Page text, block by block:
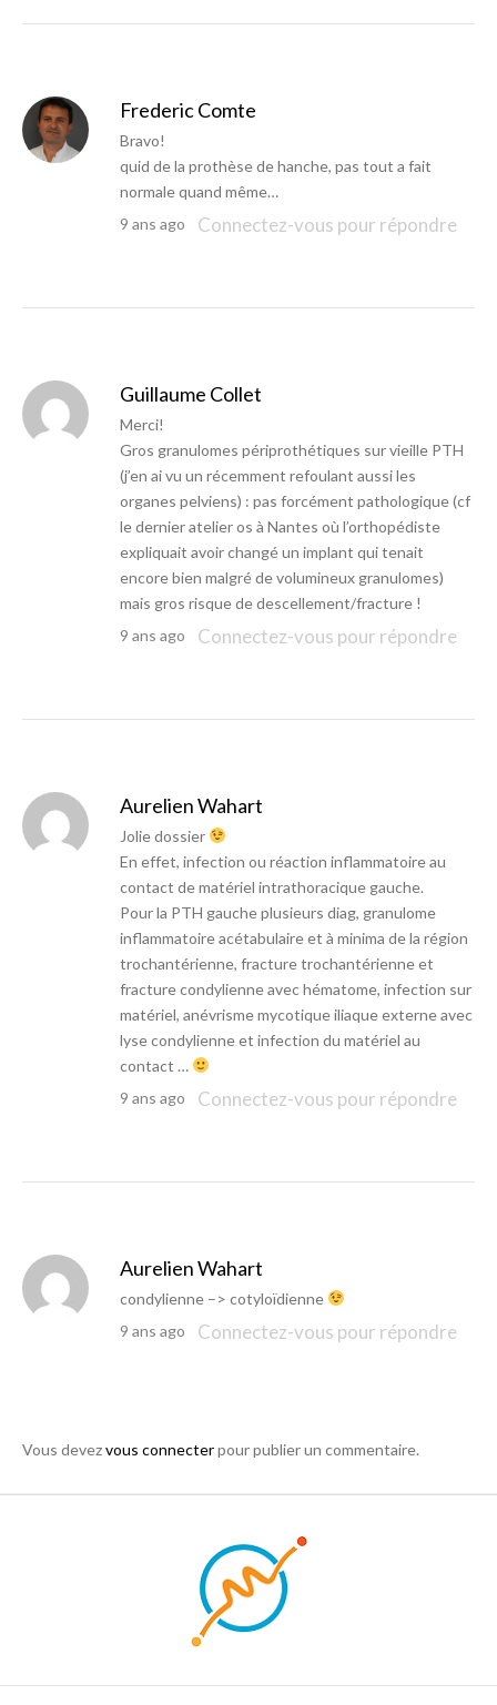
Frederic Comte
Bravo!
quid de la prothèse de hanche, pas tout a fait
normale quand même…
9 ans ago
Connectez-vous pour répondre
Guillaume Collet
Merci!
Gros granulomes périprothétiques sur vieille PTH
(j’en ai vu un récemment refoulant aussi les
organes pelviens) : pas forcément pathologique (cf
le dernier atelier os à Nantes où l’orthopédiste
expliquait avoir changé un implant qui tenait
encore bien malgré de volumineux granulomes)
mais gros risque de descellement/fracture !
9 ans ago
Connectez-vous pour répondre
Aurelien Wahart
Jolie dossier
En effet, infection ou réaction inflammatoire au
contact de matériel intrathoracique gauche.
Pour la PTH gauche plusieurs diag, granulome
inflammatoire acétabulaire et à minima de la région
trochantérienne, fracture trochantérienne et
fracture condylienne avec hématome, infection sur
matériel, anévrisme mycotique iliaque externe avec
lyse condylienne et infection du matériel au
contact …
9 ans ago
Connectez-vous pour répondre
Aurelien Wahart
condylienne –> cotyloïdienne
9 ans ago
Connectez-vous pour répondre
Vous devezvous connecterpour publier un commentaire.